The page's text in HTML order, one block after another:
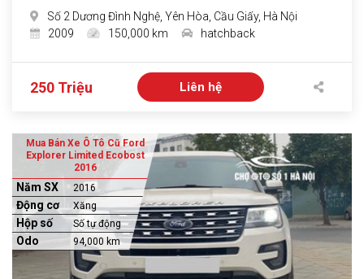
Số 2 Dương Đình Nghệ, Yên Hòa, Cầu Giấy, Hà Nội
2009
150,000 km hatchback
250 Triệu Liên hệ
Mua Bán Xe Ô Tô Cũ Ford
Explorer Limited Ecobost
2016
Năm SX 2016
Động cơ Xăng
Hộp số Số tự động
Odo 94,000 km